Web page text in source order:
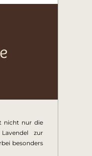
nicht nur die
zur
besonders